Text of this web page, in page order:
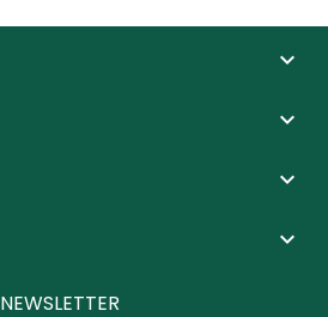




NEWSLETTER